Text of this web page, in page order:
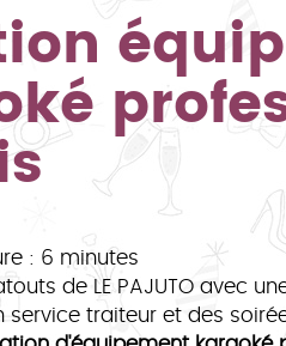
: 6 minutes
de LE PAJUTO avec
service traiteur et des